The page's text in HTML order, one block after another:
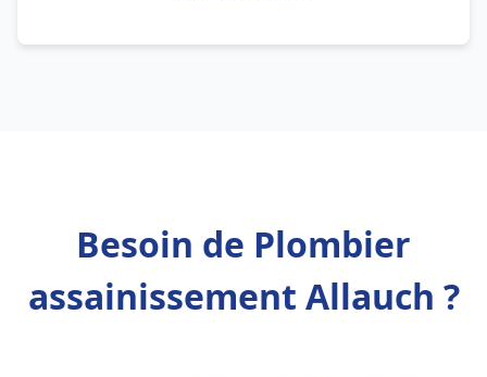
Besoin de Plombier
assainissement Allauch ?